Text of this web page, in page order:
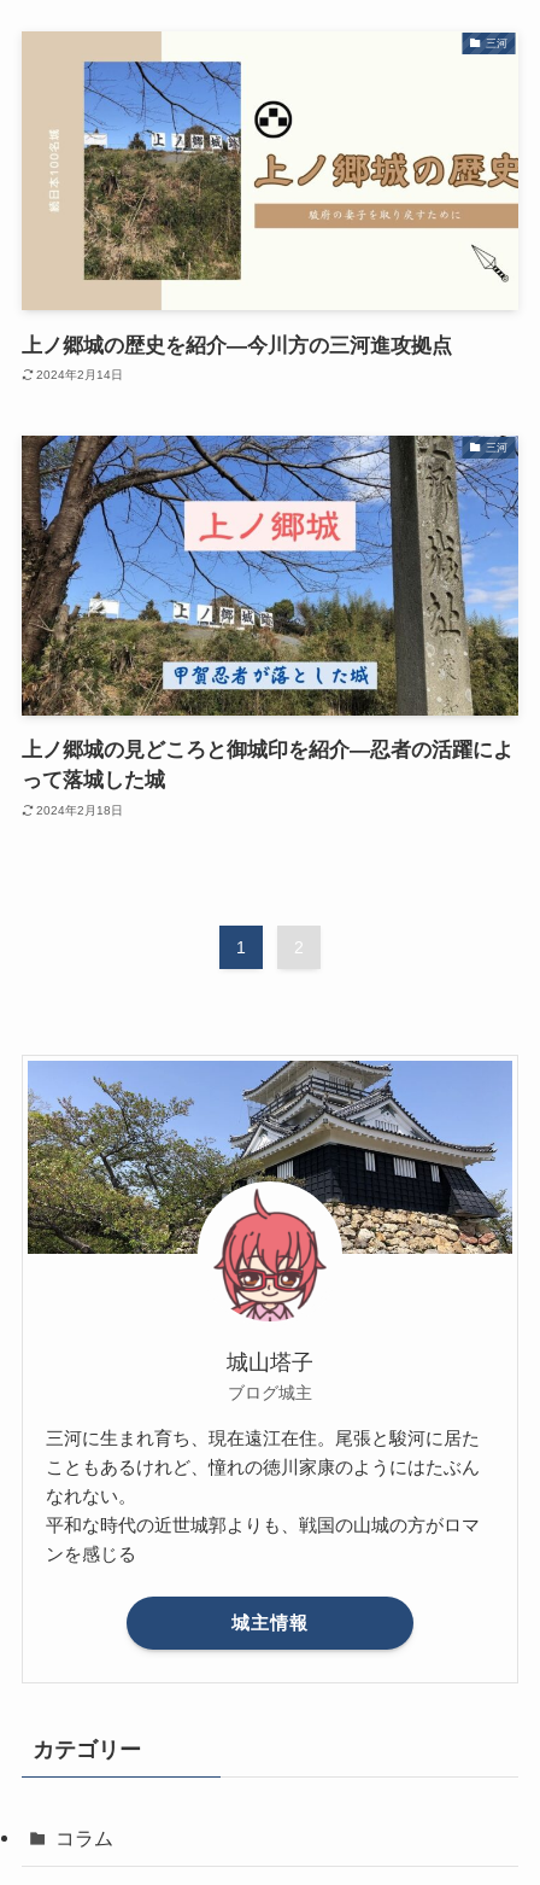
三河
上ノ郷城の歴史を紹介―今川方の三河進攻拠点
2024年2月14日
三河
上ノ郷城の見どころと御城印を紹介―忍者の活躍によ
って落城した城
2024年2月18日
1 2
城山塔子
ブログ城主
三河に生まれ育ち、現在遠江在住。尾張と駿河に居た
こともあるけれど、憧れの徳川家康のようにはたぶん
なれない。
平和な時代の近世城郭よりも、戦国の山城の方がロマ
ンを感じる
城主情報
カテゴリー
コラム